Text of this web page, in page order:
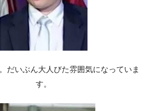
だいぶん大人びた雰囲気になっていま
す。